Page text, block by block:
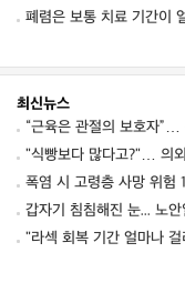
폐렴은 보통 치료 기간이
최신뉴스
"식빵보다 많다고?"… 의
폭염 시 고령층 사망 위험
갑자기 침침해진 눈... 노
"라섹 회복 기간 얼마나